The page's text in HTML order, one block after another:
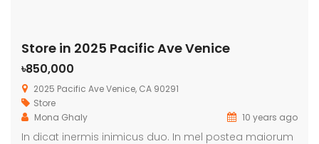
Store in 2025 Pacific Ave Venice
৳850,000
2025 Pacific Ave Venice, CA 90291
Store
Mona Ghaly
10 years ago
In dicat inermis inimicus duo. In mel postea maiorum